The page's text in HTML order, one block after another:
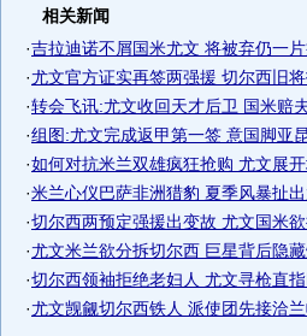
相关新闻
·吉拉迪诺不屑国米尤文 将被弃仍一片
·尤文官方证实再签两强援 切尔西旧将
·转会飞讯:尤文收回天才后卫 国米赔
·组图:尤文完成返甲第一签 意国脚亚
·如何对抗米兰双雄疯狂抢购 尤文展开
·米兰心仪巴萨非洲猎豹 夏季风暴扯出
·切尔西两预定强援出变故 尤文国米欲
·尤文米兰欲分拆切尔西 巨星背后隐藏
·切尔西领袖拒绝老妇人 尤文寻枪直指
·尤文觊觎切尔西铁人 派使团先接洽兰